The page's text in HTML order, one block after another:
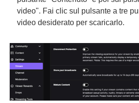
video". Fai clic sul pulsante a tre
video desiderato per scaricarlo.